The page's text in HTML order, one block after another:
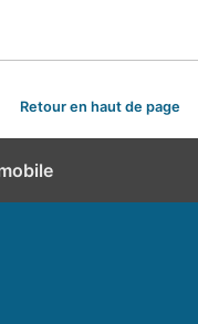
Retour en haut de page